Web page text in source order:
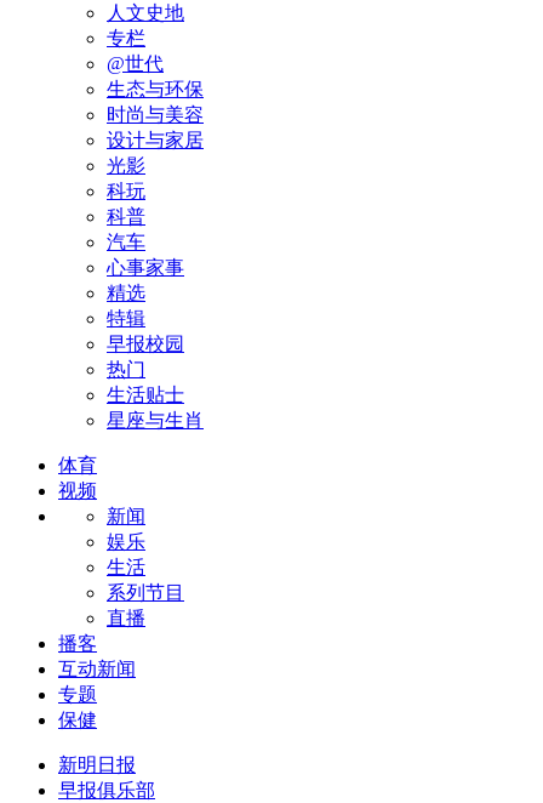
人文史地
专栏
@世代
生态与环保
时尚与美容
设计与家居
光影
科玩
科普
汽车
心事家事
精选
特辑
早报校园
热门
生活贴士
星座与生肖
体育
视频
新闻
娱乐
生活
系列节目
直播
播客
互动新闻
专题
保健
新明日报
早报俱乐部